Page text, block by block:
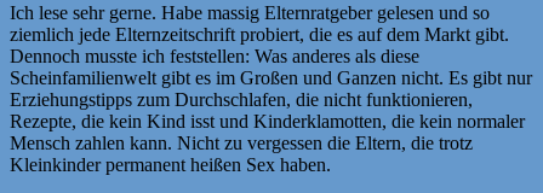
Ich lese sehr gerne. Habe massig Elternratgeber gelesen und so
ziemlich jede Elternzeitschrift probiert, die es auf dem Markt gibt.
Dennoch musste ich feststellen: Was anderes als diese
Scheinfamilienwelt gibt es im Großen und Ganzen nicht. Es gibt nur
Erziehungstipps zum Durchschlafen, die nicht funktionieren,
Rezepte, die kein Kind isst und Kinderklamotten, die kein normaler
Mensch zahlen kann. Nicht zu vergessen die Eltern, die trotz
Kleinkinder permanent heißen Sex haben.